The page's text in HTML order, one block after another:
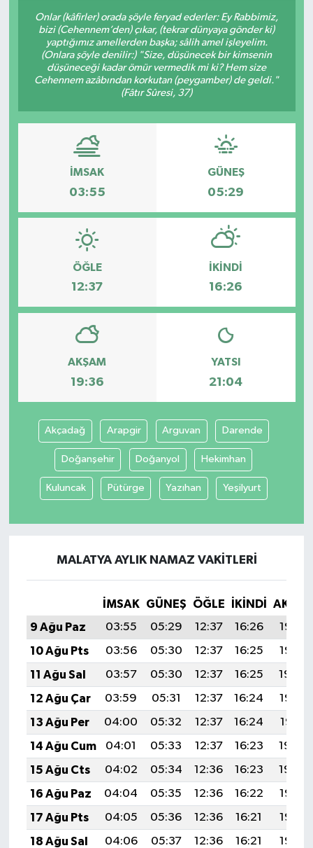
Onlar (kâfirler) orada şöyle feryad ederler: Ey Rabbimiz,
bizi (Cehennem’den) çıkar, (tekrar dünyaya gönder ki)
yaptığımız amellerden başka; sâlih amel işleyelim.
(Onlara şöyle denilir:) "Size, düşünecek bir kimsenin
düşüneceği kadar ömür vermedik mi ki? Hem size
Cehennem azâbından korkutan (peygamber) de geldi."
(Fâtır Sûresi, 37)
İMSAK
03:55
GÜNEŞ
05:29
ÖĞLE
12:37
İKINDI
16:26
AKŞAM
19:36
YATSI
21:04
Akçadağ Arapgir Arguvan Darende
Doğanşehir Doğanyol Hekimhan
Kuluncak Pütürge Yazıhan Yeşilyurt
MALATYA AYLIK NAMAZ VAKITLERI
İMSAK GÜNEŞ ÖĞLE İKINDI
9 Ağu Paz
03:55 05:29 12:37 16:26
19:36
10 Ağu Pts
03:56 05:30 12:37 16:25
19:35
11 Ağu Sal
03:57 05:30 12:37 16:25
19:34
12 Ağu Çar
03:59 05:31 12:37 16:24
19:32
13 Ağu Per
04:00 05:32 12:37 16:24
19:31
14 Ağu Cum
04:01 05:33 12:37 16:23
19:30
15 Ağu Cts
04:02 05:34 12:36 16:23
19:29
16 Ağu Paz
04:04 05:35 12:36 16:22
19:27
17 Ağu Pts
04:05 05:36 12:36 16:21
19:26
18 Ağu Sal
04:06 05:37 12:36 16:21
19:25